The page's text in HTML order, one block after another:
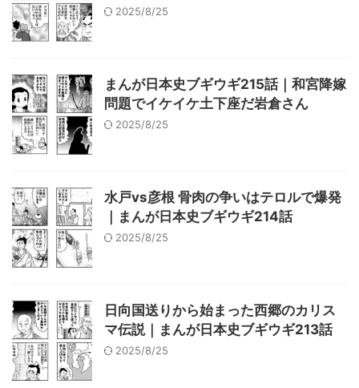
2025/8/25
まんが日本史ブギウギ215話｜和宮降嫁
問題でイケイケ土下座だ岩倉さん
2025/8/25
水戸vs彦根 骨肉の争いはテロルで爆発
｜まんが日本史ブギウギ214話
2025/8/25
日向国送りから始まった西郷のカリス
マ伝説｜まんが日本史ブギウギ213話
2025/8/25